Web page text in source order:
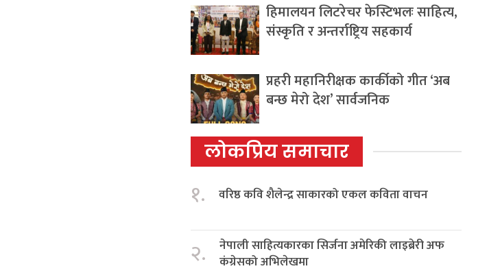
हिमालयन लिटरेचर फेस्टिभलः साहित्य,
संस्कृति र अन्तर्राष्ट्रिय सहकार्य
प्रहरी महानिरीक्षक कार्कीको गीत ‘अब
बन्छ मेरो देश’ सार्वजनिक
लोकप्रिय समाचार
१. वरिष्ठ कवि शैलेन्द्र साकारको एकल कविता वाचन
२.
नेपाली साहित्यकारका सिर्जना अमेरिकी लाइब्रेरी अफ
कंग्रेसको अभिलेखमा